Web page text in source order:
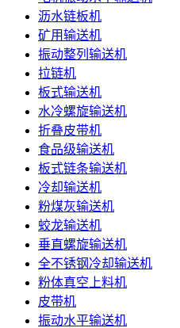
沥水链板机
矿用输送机
振动整列输送机
拉链机
板式输送机
水冷螺旋输送机
折叠皮带机
食品级输送机
板式链条输送机
冷却输送机
粉煤灰输送机
蛟龙输送机
垂直螺旋输送机
全不锈钢冷却输送机
粉体真空上料机
皮带机
振动水平输送机